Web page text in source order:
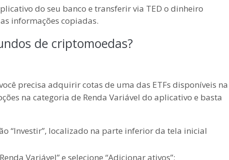
do seu banco e transferir via TED o dinheiro
informações copiadas.
de criptomoedas?
precisa adquirir cotas de uma das ETFs disponíveis na
na categoria de Renda Variável do aplicativo e basta
“Investir”, localizado na parte inferior da tela inicial
Variável” e selecione “Adicionar ativos”;